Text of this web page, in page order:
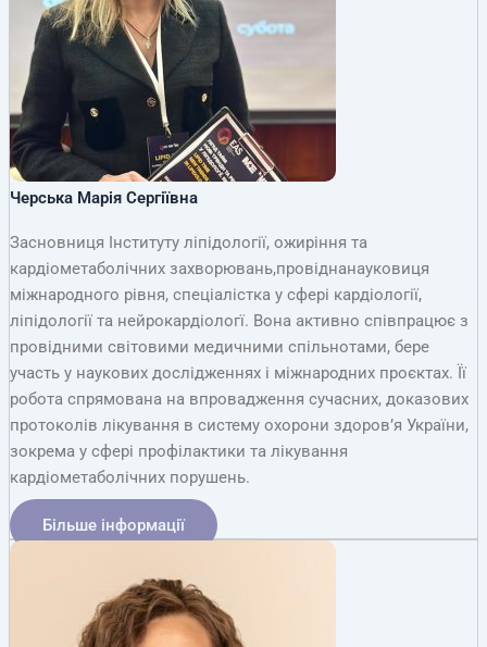
Черська Марія Сергіївна
Засновниця Інституту ліпідології, ожиріння та
кардіометаболічних захворювань,провіднанауковиця
міжнародного рівня, спеціалістка у сфері кардіології,
ліпідології та нейрокардіологї. Вона активно співпрацює з
провідними світовими медичними спільнотами, бере
участь у наукових дослідженнях і міжнародних проєктах. Її
робота спрямована на впровадження сучасних, доказових
протоколів лікування в систему охорони здоров’я України,
зокрема у сфері профілактики та лікування
кардіометаболічних порушень.
Більше інформації